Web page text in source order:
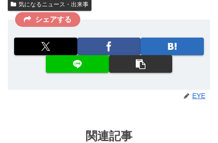
気になるニュース・出来事
シェアする
EYE
関連記事